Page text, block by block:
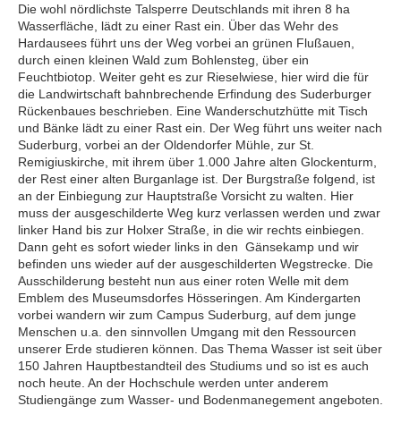
Die wohl nördlichste Talsperre Deutschlands mit ihren 8 ha
Wasserfläche, lädt zu einer Rast ein. Über das Wehr des
Hardausees führt uns der Weg vorbei an grünen Flußauen,
durch einen kleinen Wald zum Bohlensteg, über ein
Feuchtbiotop. Weiter geht es zur Rieselwiese, hier wird die für
die Landwirtschaft bahnbrechende Erfindung des Suderburger
Rückenbaues beschrieben. Eine Wanderschutzhütte mit Tisch
und Bänke lädt zu einer Rast ein. Der Weg führt uns weiter nach
Suderburg, vorbei an der Oldendorfer Mühle, zur St.
Remigiuskirche, mit ihrem über 1.000 Jahre alten Glockenturm,
der Rest einer alten Burganlage ist. Der Burgstraße folgend, ist
an der Einbiegung zur Hauptstraße Vorsicht zu walten. Hier
muss der ausgeschilderte Weg kurz verlassen werden und zwar
linker Hand bis zur Holxer Straße, in die wir rechts einbiegen.
Dann geht es sofort wieder links in den Gänsekamp und wir
befinden uns wieder auf der ausgeschilderten Wegstrecke. Die
Ausschilderung besteht nun aus einer roten Welle mit dem
Emblem des Museumsdorfes Hösseringen. Am Kindergarten
vorbei wandern wir zum Campus Suderburg, auf dem junge
Menschen u.a. den sinnvollen Umgang mit den Ressourcen
unserer Erde studieren können. Das Thema Wasser ist seit über
150 Jahren Hauptbestandteil des Studiums und so ist es auch
noch heute. An der Hochschule werden unter anderem
Studiengänge zum Wasser- und Bodenmanegement angeboten.